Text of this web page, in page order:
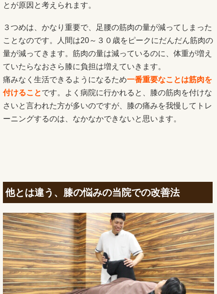
とが原因と考えられます。
３つめは、かなり重要で、足腰の筋肉の量が減ってしまった
ことなのです。人間は20～３０歳をピークにだんだん筋肉の
量が減ってきます。筋肉の量は減っているのに、体重が増え
ていたらなおさら膝に負担は増えていきます。
痛みなく生活できるようになるため一番重要なことは筋肉を
付けることです。よく病院に行かれると、膝の筋肉を付けな
さいと言われた方が多いのですが、膝の痛みを我慢してトレ
ーニングするのは、なかなかできないと思います。
他とは違う、膝の悩みの当院での改善法